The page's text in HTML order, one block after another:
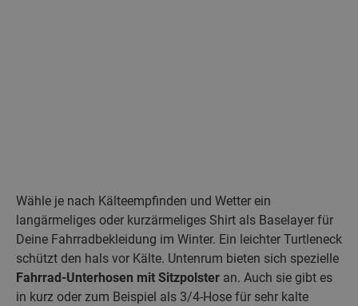
Wähle je nach Kälteempfinden und Wetter ein
langärmeliges oder kurzärmeliges Shirt als Baselayer für
Deine Fahrradbekleidung im Winter. Ein leichter Turtleneck
schützt den hals vor Kälte. Untenrum bieten sich spezielle
Fahrrad-Unterhosen mit Sitzpolster an. Auch sie gibt es
in kurz oder zum Beispiel als 3/4-Hose für sehr kalte